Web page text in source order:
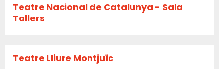
Teatre Nacional de Catalunya - Sala
Tallers
Teatre Lliure Montjuïc